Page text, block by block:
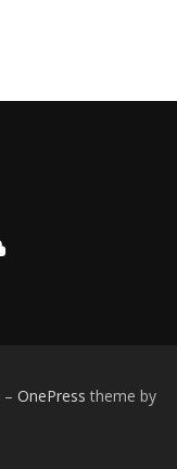
– OnePress theme by